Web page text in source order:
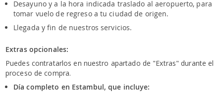
Desayuno y a la hora indicada traslado al aeropuerto, para
tomar vuelo de regreso a tu ciudad de origen.
Llegada y fin de nuestros servicios.
Extras opcionales:
Puedes contratarlos en nuestro apartado de "Extras" durante el
proceso de compra.
Día completo en Estambul, que incluye: